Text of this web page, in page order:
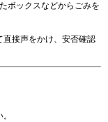
ックスなどからごみを
接声をかけ、安否確認